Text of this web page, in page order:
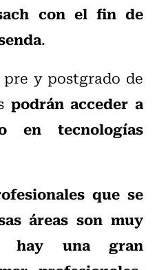
con el fin de
.
y postgrado de
podrán acceder a
en tecnologías
que se
áreas son muy
hay una gran